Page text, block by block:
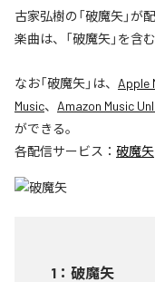
古家弘樹の「破魔矢」
楽曲は、「破魔矢」を含
なお「破魔矢」は、 Apple
Music、 Amazon Music
ができる。
各配信サービス： 破魔矢
1 ： 破魔矢